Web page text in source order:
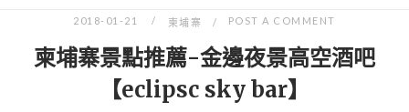
2018-01-21 柬埔寨 POST A COMMENT
柬埔寨景點推薦-金邊夜景高空酒吧
【eclipsc sky bar】